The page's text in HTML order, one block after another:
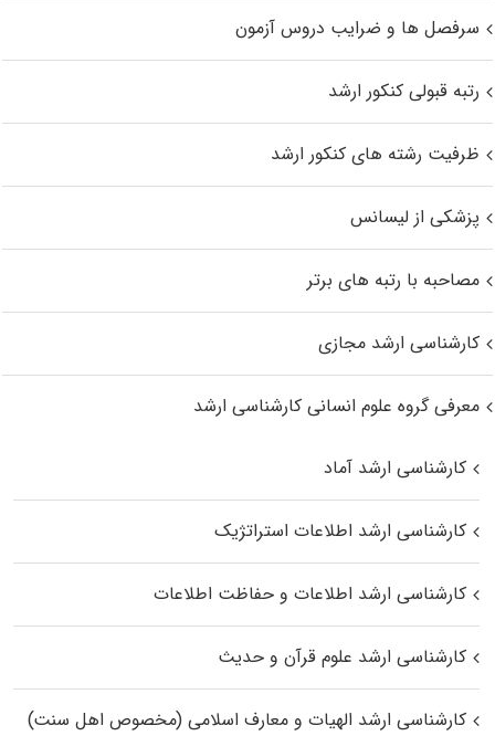
سرفصل ها و ضرایب دروس آزمون
رتبه قبولی کنکور ارشد
ظرفیت رشته های کنکور ارشد
پزشکی از لیسانس
مصاحبه با رتبه های برتر
کارشناسی ارشد مجازی
معرفی گروه علوم انسانی کارشناسی ارشد
کارشناسی ارشد آماد
کارشناسی ارشد اطلاعات استراتژیک
کارشناسی ارشد اطلاعات و حفاظت اطلاعات
کارشناسی ارشد علوم قرآن و حدیث
کارشناسی ارشد الهیات و معارف اسلامی (مخصوص اهل سنت)